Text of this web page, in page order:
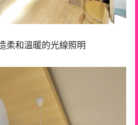
柔和溫暖的光線照明